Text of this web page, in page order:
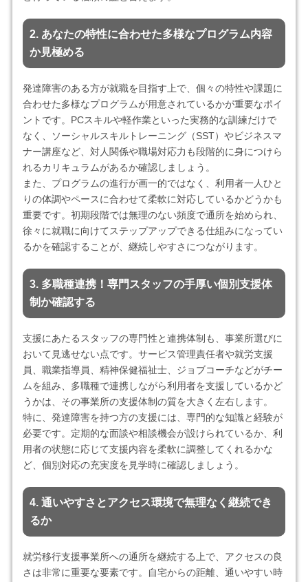
2. あなたの特性に合わせた多様なプログラム内容
か見極める
発達障害のある方が就職を目指す上で、個々の特性や課題に
合わせた多様なプログラムが用意されているかが重要なポイ
ントです。PCスキルや軽作業といった実務的な訓練だけで
なく、ソーシャルスキルトレーニング（SST）やビジネスマ
ナー講座など、対人関係や職場対応力も段階的に身につけら
れるカリキュラムがあるか確認しましょう。
また、プログラムの進行が画一的ではなく、利用者一人ひと
りの体調やペースに合わせて柔軟に対応しているかどうかも
重要です。初期段階では無理のない頻度で通所を始められ、
徐々に就職に向けてステップアップできる仕組みになってい
るかを確認することが、継続しやすさにつながります。
3. 多職種連携！専門スタッフの手厚い個別支援体
制か確認する
支援にあたるスタッフの専門性と連携体制も、事業所選びに
おいて見逃せない点です。サービス管理責任者や就労支援
員、職業指導員、精神保健福祉士、ジョブコーチなどがチー
ムを組み、多職種で連携しながら利用者を支援しているかど
うかは、その事業所の支援体制の質を大きく左右します。
特に、発達障害を持つ方の支援には、専門的な知識と経験が
必要です。定期的な面談や相談機会が設けられているか、利
用者の状態に応じて支援内容を柔軟に調整してくれるかな
ど、個別対応の充実度を見学時に確認しましょう。
4. 通いやすさとアクセス環境で無理なく継続でき
るか
就労移行支援事業所への通所を継続する上で、アクセスの良
さは非常に重要な要素です。自宅からの距離、通いやすい時